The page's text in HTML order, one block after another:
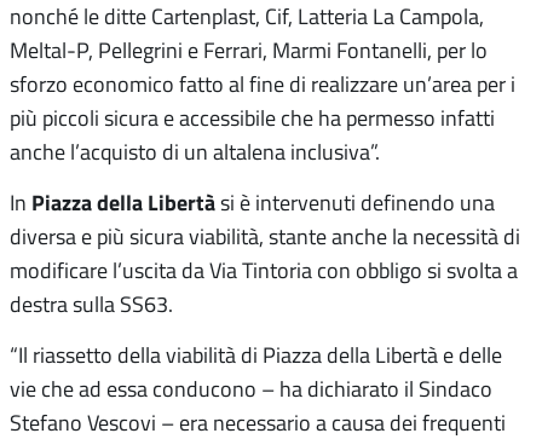
nonché le ditte Cartenplast, Cif, Latteria La Campola,
Meltal-P, Pellegrini e Ferrari, Marmi Fontanelli, per lo
sforzo economico fatto al fine di realizzare un’area per i
più piccoli sicura e accessibile che ha permesso infatti
anche l’acquisto di un altalena inclusiva”.
In Piazza della Libertàsi è intervenuti definendo una
diversa e più sicura viabilità, stante anche la necessità di
modificare l’uscita da Via Tintoria con obbligo si svolta a
destra sulla SS63.
“Il riassetto della viabilità di Piazza della Libertà e delle
vie che ad essa conducono – ha dichiarato il Sindaco
Stefano Vescovi – era necessario a causa dei frequenti